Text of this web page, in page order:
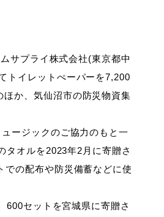
サプライ株式会社(東京都中
トイレットぺーパーを7,200
か、気仙沼市の防災物資集
ージックのご協力のもと一
タオルを2023年2月に寄贈さ
での配布や防災備蓄などに使
600セットを宮城県に寄贈さ